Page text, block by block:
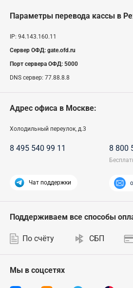
Параметры перевода кассы в
IP: 94.143.160.11
Сервер ОФД: gate.ofd.ru
Порт сервера ОФД: 5000
DNS сервер: 77.88.8.8
Адрес офиса в Москве:
Холодильный переулок, д.3
8 495 540 99 11 8 800
Чат поддержки
Мы в соцсетях
Поддерживаем все способы
По счёту СБП